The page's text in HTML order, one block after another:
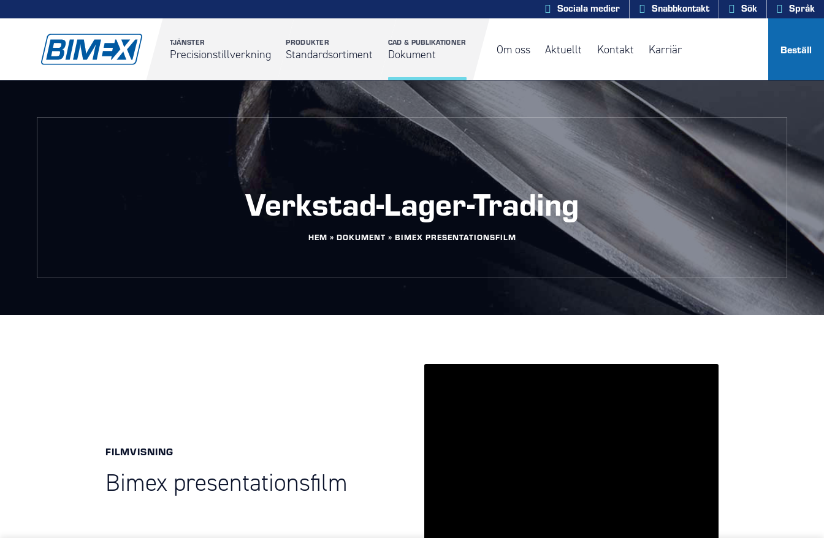
Sociala medier Snabbkontakt Sök Språk
TJÄNSTER
Precisionstillverkning
PRODUKTER
Standardsortiment
CAD & PUBLIKATIONER
Dokument Om oss Aktuellt Kontakt Karriär Beställ
Verkstad-Lager-Trading
HEM » DOKUMENT » BIMEX PRESENTATIONSFILM
FILMVISNING
Bimex presentationsfilm